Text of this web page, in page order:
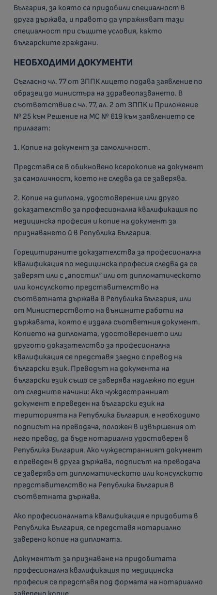
България, за която са придобили специалност в
друга държава, и правото да упражняват тази
специалност при същите условия, както
българските граждани.
НЕОБХОДИМИ ДОКУМЕНТИ
Съгласно чл. 77 от ЗППК лицето подава заявление по
образец до министъра на здравеопазването. В
съответствие с чл. 77, ал. 2 от ЗППК и Приложение
№ 25 към Решение на МС № 619 към заявлението се
прилагат:
1. Копие на документ за самоличност.
Представя се в обикновено ксерокопие на документ
за самоличност, което не следва да се заверява.
2. Копие на диплома, удостоверение или друго
доказателство за професионална квалификация по
медицинска професия и копие на документ за
признаването й в Република България.
Горецитираните доказателства за професионална
квалификация по медицинска професия следва да се
заверят или с „апостил“ или от дипломатическото
или консулското представителство на
съответната държава в Република България, или
от Министерството на външните работи на
държавата, която е издала съответния документ.
Копието на дипломата, удостоверението или
другото доказателство за професионална
квалификация се представя заедно с превод на
български език. Преводът на документа на
български език също се заверява надлежно по един
от следните начини: Ако чуждестранният
документ е преведен на български език на
територията на Република България, е необходимо
подписът на преводача, положен в извършения от
него превод, да бъде нотариално удостоверен в
Република България. Ако чуждестранният документ
е преведен в друга държава, подписът на преводача
се заверява от дипломатическото или консулското
представителство на Република България в
съответната държава.
Ако професионалната квалификация е придобита в
Република България, се представя нотариално
заверено копие на дипломата.
Документът за признаване на придобитата
професионална квалификация по медицинска
професия се представя под формата на нотариално